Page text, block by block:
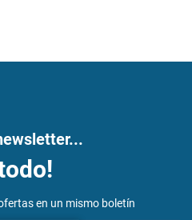
en un mismo boletín